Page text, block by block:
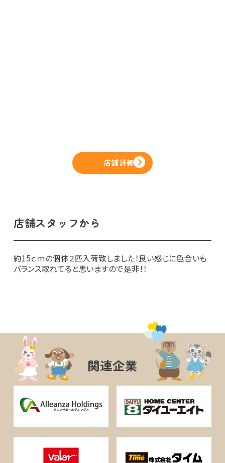
店舗詳細
店舗スタッフから
約15ｃｍの個体２匹入荷致しました！良い感じに色合いも
バランス取れてると思いますので是非！！
関連企業